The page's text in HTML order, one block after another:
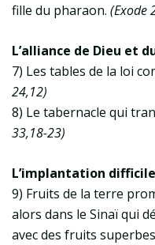
fille du pharaon. (Exode
L’alliance de Dieu et
7) Les tables de la loi
24,12)
8) Le tabernacle qui
33,18-23)
L’implantation
9) Fruits de la terre
alors dans le Sinaï qui
avec des fruits